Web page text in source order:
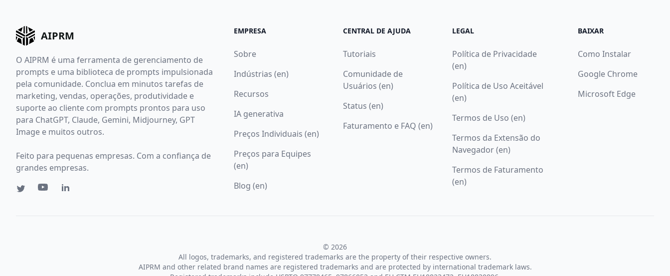
AIPRM
O AIPRM é uma ferramenta de gerenciamento de
prompts e uma biblioteca de prompts impulsionada
pela comunidade. Conclua em minutos tarefas de
marketing, vendas, operações, produtividade e
suporte ao cliente com prompts prontos para uso
para ChatGPT, Claude, Gemini, Midjourney, GPT
Image e muitos outros.
Feito para pequenas empresas. Com a confiança de
grandes empresas.
EMPRESA
Sobre
Indústrias (en)
Recursos
IA generativa
Preços Individuais (en)
Preços para Equipes
(en)
Blog (en)
CENTRAL DE AJUDA
Tutoriais
Comunidade de
Usuários (en)
Status (en)
Faturamento e FAQ (en)
LEGAL
Política de Privacidade
(en)
Política de Uso Aceitável
(en)
Termos de Uso (en)
Termos da Extensão do
Navegador (en)
Termos de Faturamento
(en)
BAIXAR
Como Instalar
Google Chrome
Microsoft Edge
© 2026
All logos, trademarks, and registered trademarks are the property of their respective owners.
AIPRM and other related brand names are registered trademarks and are protected by international trademark laws.